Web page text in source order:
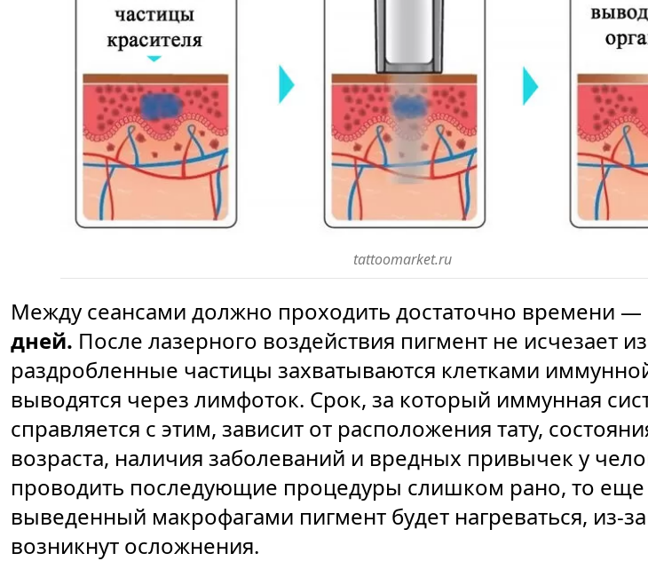
tattoomarket.ru
Между сеансами должно проходить достаточно времени —
дней. После лазерного воздействия пигмент не исчезает
раздробленные частицы захватываются клетками
выводятся через лимфоток. Срок, за который иммунная
справляется с этим, зависит от расположения тату,
возраста, наличия заболеваний и вредных привычек у
проводить последующие процедуры слишком рано, то еще
выведенный макрофагами пигмент будет нагреваться, из-
возникнут осложнения.